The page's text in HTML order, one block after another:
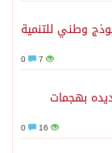
وطني للتنمية
7
بهجمات
16